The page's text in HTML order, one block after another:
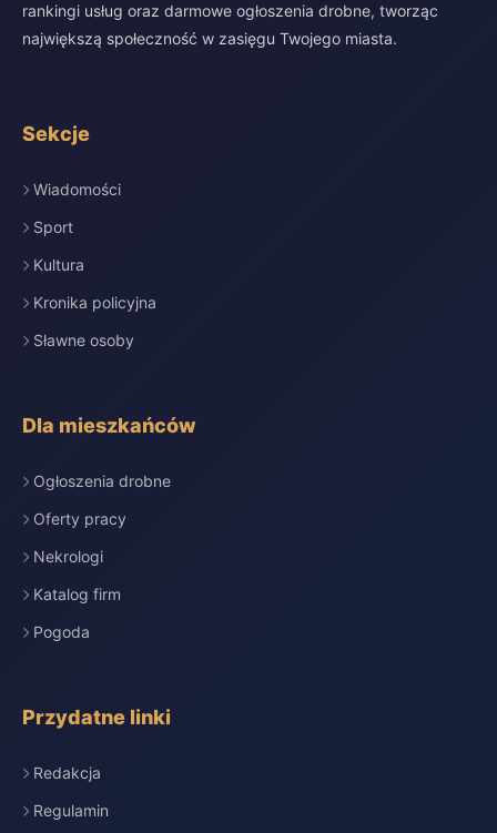
rankingi usług oraz darmowe ogłoszenia drobne, tworząc
największą społeczność w zasięgu Twojego miasta.
Sekcje
Wiadomości
Sport
Kultura
Kronika policyjna
Sławne osoby
Dla mieszkańców
Ogłoszenia drobne
Oferty pracy
Nekrologi
Katalog firm
Pogoda
Przydatne linki
Redakcja
Regulamin